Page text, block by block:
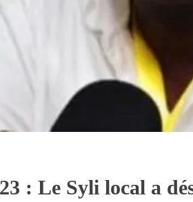
: Le Syli local a